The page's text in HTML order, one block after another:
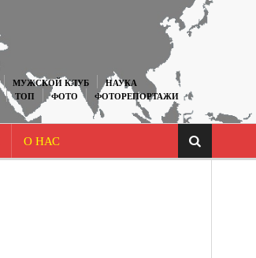
МУЖСКОЙ КЛУБ
НАУКА
ТОП ФОТО
ФОТОРЕПОРТАЖИ
О НАС